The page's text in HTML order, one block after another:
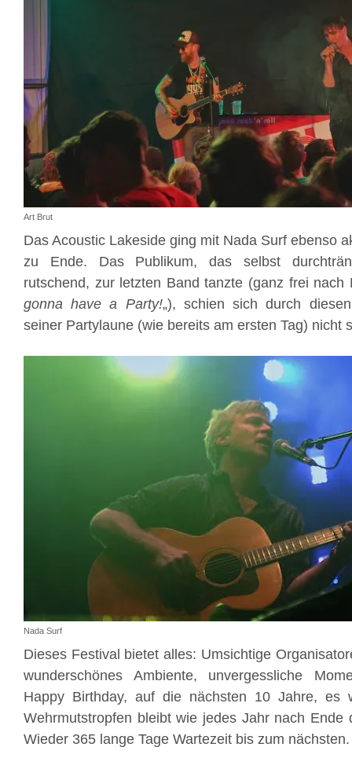
Art Brut
Das Acoustic Lakeside ging mit Nada Surf ebenso
zu Ende. Das Publikum, das selbst
rutschend, zur letzten Band tanzte (ganz frei nach
gonna have a Party!„), schien sich durch
seiner Partylaune (wie bereits am ersten Tag) nicht
Nada Surf
Dieses Festival bietet alles: Umsichtige
wunderschönes Ambiente, unvergessliche
Happy Birthday, auf die nächsten 10 Jahre, es
Wehrmutstropfen bleibt wie jedes Jahr nach Ende
Wieder 365 lange Tage Wartezeit bis zum nächsten.